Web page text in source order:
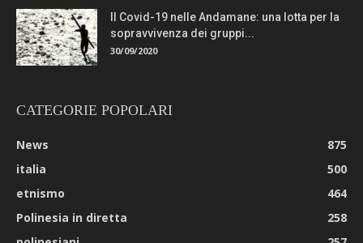
Il Covid-19 nelle Andamane: una lotta per la
sopravvivenza dei gruppi...
30/09/2020
CATEGORIE POPOLARI
News
875
italia
500
etnismo
464
Polinesia in diretta
258